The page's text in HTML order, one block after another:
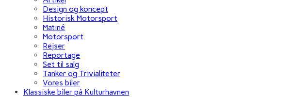
Design og koncept
Historisk Motorsport
Matiné
Motorsport
Rejser
Reportage
Set til salg
Tanker og Trivialiteter
Vores biler
Klassiske biler på Kulturhavnen